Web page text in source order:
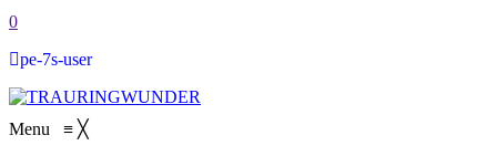
0
pe-7s-user
Menu ≡ ╳